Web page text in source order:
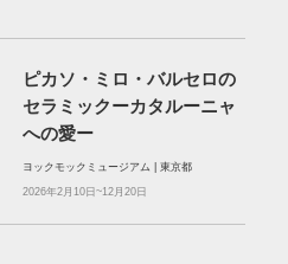
ピカソ・ミロ・バルセロの
セラミックーカタルーニャ
への愛ー
ヨックモックミュージアム | 東京都
2026年2月10日~12月20日